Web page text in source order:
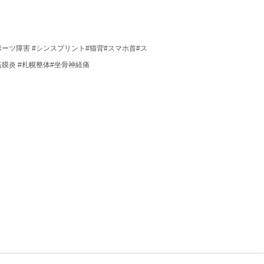
ツ障害 #シンスプリント#猫背#スマホ首#ス
炎 #札幌整体#坐骨神経痛